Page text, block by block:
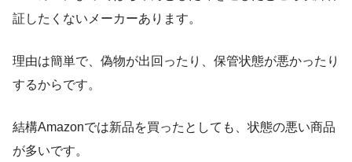
証したくないメーカーあります。
理由は簡単で、 偽物が出回ったり、保管状態が悪かったり
するからです。
結構Amazonでは新品を買ったとしても、状態の悪い商品
が多いです。